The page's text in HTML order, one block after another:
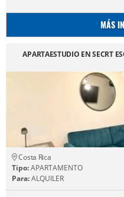
MÁS
APARTAESTUDIO EN SECRT
Costa Rica
Tipo:APARTAMENTO
Para:ALQUILER